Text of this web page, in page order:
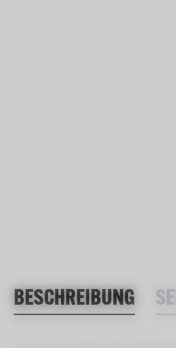
BESCHREIBUNG